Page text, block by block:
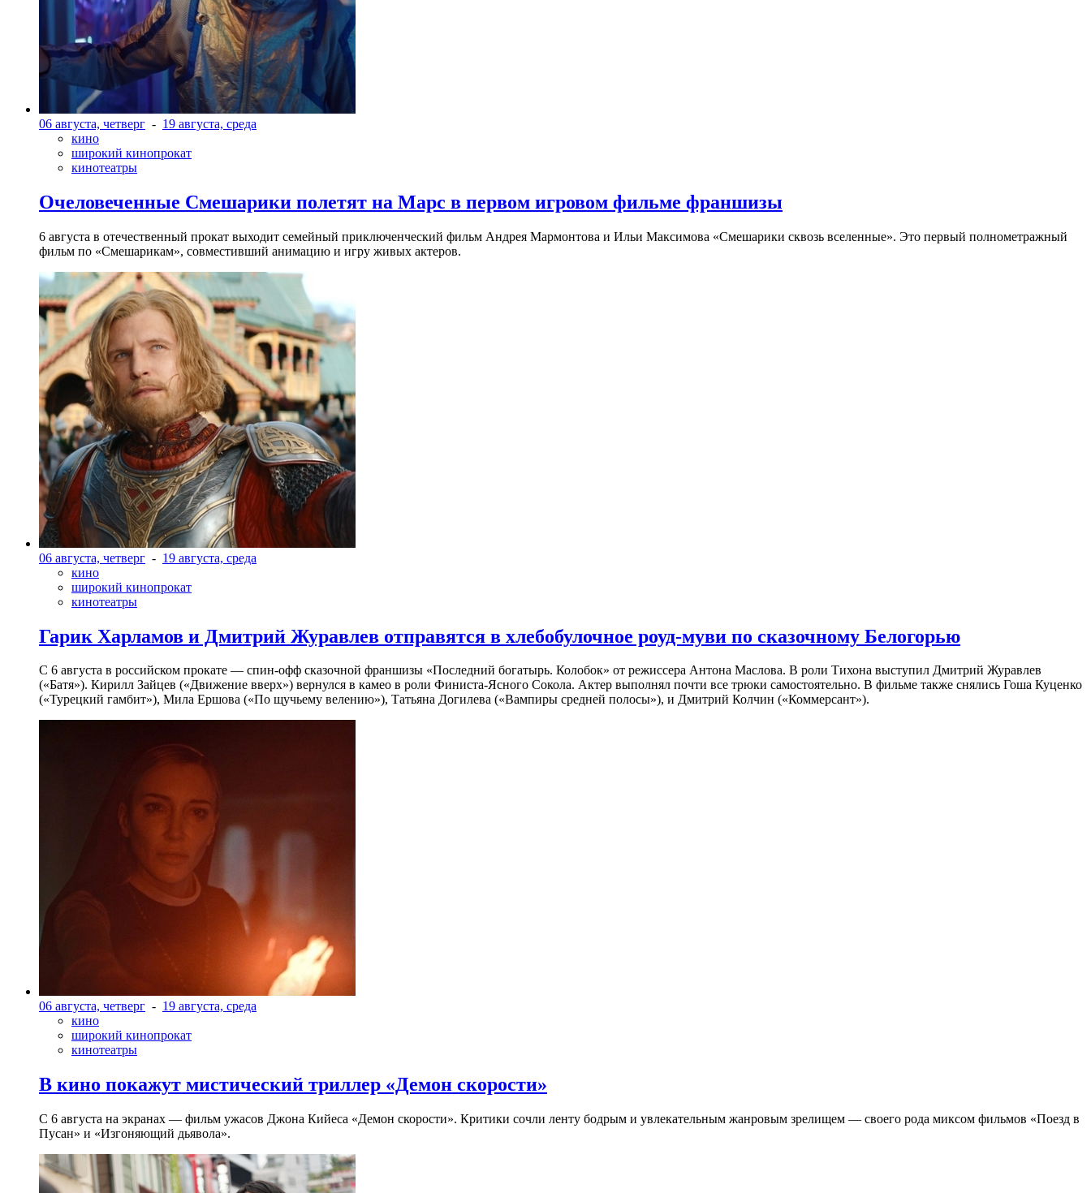
06 августа, четверг - 19 августа, среда
кино
широкий кинопрокат
кинотеатры
Очеловеченные Смешарики полетят на Марс в первом игровом фильме франшизы
6 августа в отечественный прокат выходит семейный приключенческий фильм Андрея Мармонтова и Ильи Максимова «Смешарики сквозь вселенные». Это первый полнометражный
фильм по «Смешарикам», совместивший анимацию и игру живых актеров.
06 августа, четверг - 19 августа, среда
кино
широкий кинопрокат
кинотеатры
Гарик Харламов и Дмитрий Журавлев отправятся в хлебобулочное роуд-муви по сказочному Белогорью
С 6 августа в российском прокате — спин-офф сказочной франшизы «Последний богатырь. Колобок» от режиссера Антона Маслова. В роли Тихона выступил Дмитрий Журавлев
(«Батя»). Кирилл Зайцев («Движение вверх») вернулся в камео в роли Финиста-Ясного Сокола. Актер выполнял почти все трюки самостоятельно. В фильме также снялись Гоша Куценко
(«Турецкий гамбит»), Мила Ершова («По щучьему велению»), Татьяна Догилева («Вампиры средней полосы»), и Дмитрий Колчин («Коммерсант»).
06 августа, четверг - 19 августа, среда
кино
широкий кинопрокат
кинотеатры
В кино покажут мистический триллер «Демон скорости»
С 6 августа на экранах — фильм ужасов Джона Кийеса «Демон скорости». Критики сочли ленту бодрым и увлекательным жанровым зрелищeм — своего рода миксом фильмов «Поезд в
Пусан» и «Изгоняющий дьявола».